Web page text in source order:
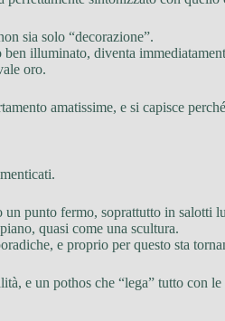
sia solo “decorazione”.
illuminato, diventa
oro.
amatissime, e si capisce
punto fermo, soprattutto in salotti
quasi come una scultura.
e proprio per questo sta
e un pothos che “lega” tutto con